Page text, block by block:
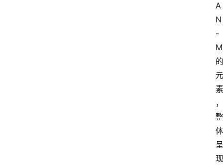
A
N
-
M
的
元
素
，
整
体
呈
现